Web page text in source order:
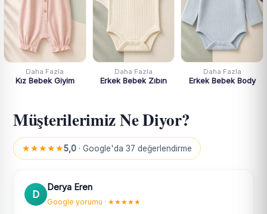
Daha Fazla
Kız Bebek Giyim
Daha Fazla
Erkek Bebek Zıbın
Daha Fazla
Erkek Bebek Body
Müşterilerimiz Ne Diyor?
★★★★★5,0 · Google'da 37 değerlendirme
D
Derya Eren
Google yorumu · ★★★★★